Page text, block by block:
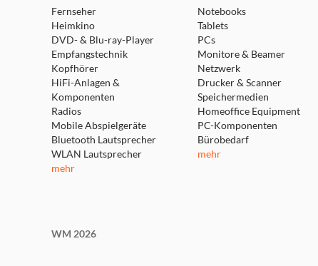
Fernseher
Heimkino
DVD- & Blu-ray-Player
Empfangstechnik
Kopfhörer
HiFi-Anlagen &
Komponenten
Radios
Mobile Abspielgeräte
Bluetooth Lautsprecher
WLAN Lautsprecher
mehr
Notebooks
Tablets
PCs
Monitore & Beamer
Netzwerk
Drucker & Scanner
Speichermedien
Homeoffice Equipment
PC-Komponenten
Bürobedarf
mehr
WM 2026